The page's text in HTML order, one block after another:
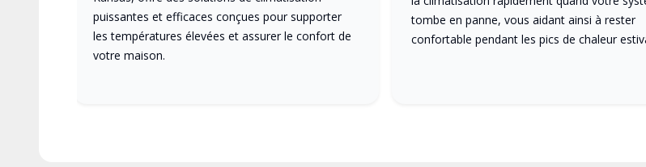
puissantes et efficaces conçues pour supporter
les températures élevées et assurer le confort de
votre maison.
tombe en panne, vous aidant ainsi à rester
confortable pendant les pics de chaleur